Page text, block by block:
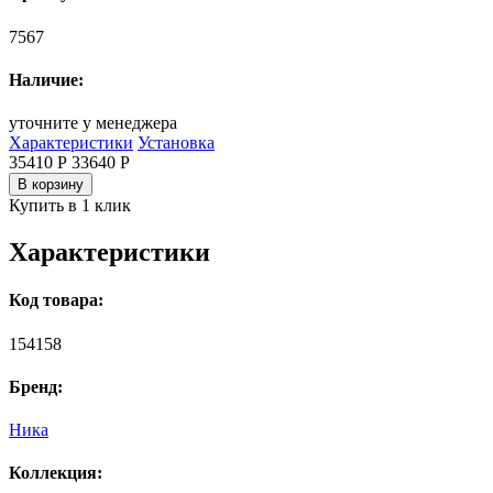
7567
Наличие:
уточните у менеджера
Характеристики Установка
35410 Р 33640 Р
В корзину
Купить в 1 клик
Характеристики
Код товара:
154158
Бренд:
Ника
Коллекция: